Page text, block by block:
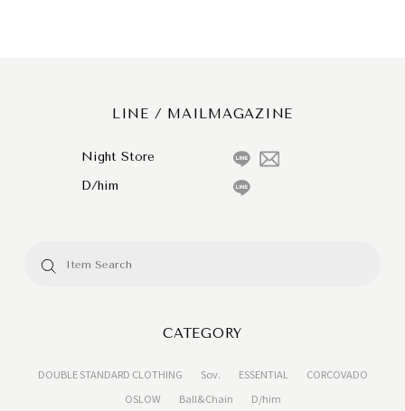
LINE / MAILMAGAZINE
Night Store
D/him
CATEGORY
DOUBLE STANDARD CLOTHING Sov. ESSENTIAL
CORCOVADO
OSLOW
Ball&Chain
D/him